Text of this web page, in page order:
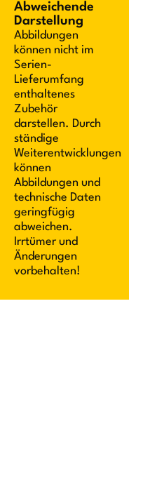
Abweichende
Darstellung
Abbildungen
können nicht im
Serien-
Lieferumfang
enthaltenes
Zubehör
darstellen. Durch
ständige
Weiterentwicklungen
können
Abbildungen und
technische Daten
geringfügig
abweichen.
Irrtümer und
Änderungen
vorbehalten!